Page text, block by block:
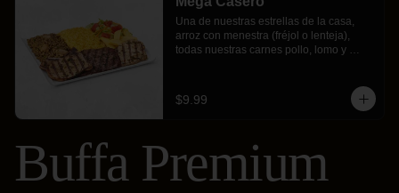
Una de nuestras estrellas de la casa,
arroz con menestra (fréjol o lenteja),
todas nuestras carnes pollo, lomo y
con crujientes papas fritas y fresca
ensalada Buffalos.
$9.99
Buffa Premium